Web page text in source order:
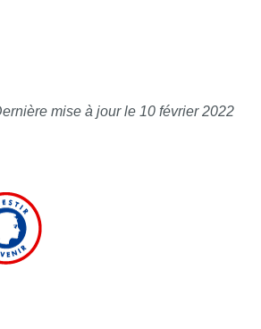
mise à jour le 10 février 2022